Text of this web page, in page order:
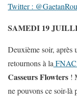
Twitter :
SAMEDI 19
Deuxième soir, après
retournons à la
Casseurs Flowters !
ne pouvons ce soir-là